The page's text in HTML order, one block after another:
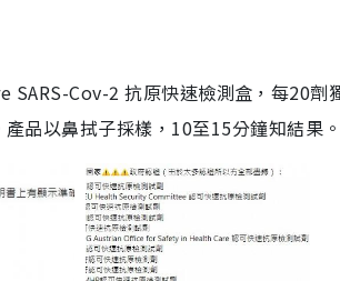
Cov-2 抗原快速檢測盒，每20劑
品以鼻拭子採樣，10至15分鐘知結果。